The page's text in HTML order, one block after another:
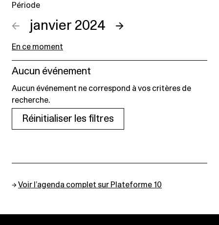
Période
← janvier 2024 →
En ce moment
Aucun événement
Aucun événement ne correspond à vos critères de
recherche.
Réinitialiser les filtres
→Voir l’agenda complet sur Plateforme 10